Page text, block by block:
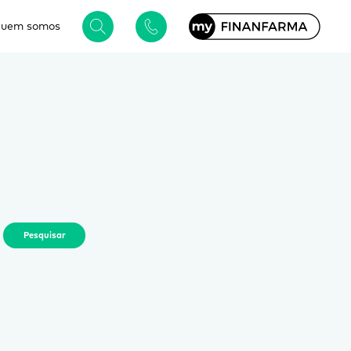
somos